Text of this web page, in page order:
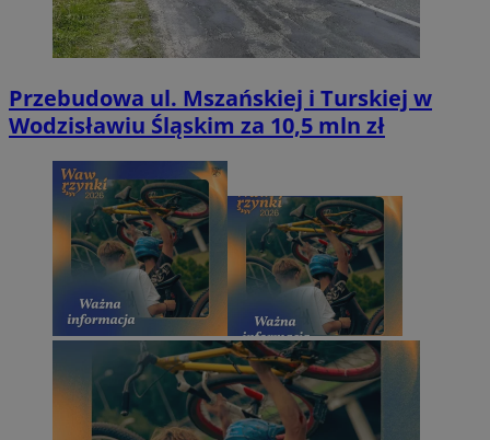
Przebudowa ul. Mszańskiej i Turskiej w
Wodzisławiu Śląskim za 10,5 mln zł